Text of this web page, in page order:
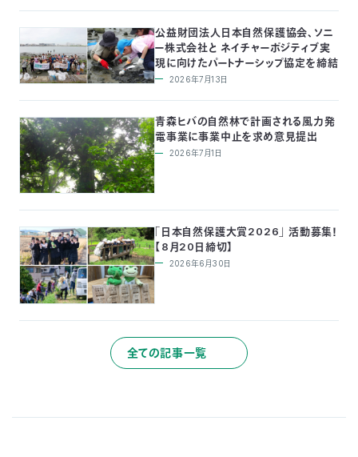
公益財団法人日本自然保護協会、ソニ
ー株式会社と ネイチャーポジティブ実
現に向けたパートナーシップ協定を締結
2026年7月13日
青森ヒバの自然林で計画される風力発
電事業に事業中止を求め意見提出
2026年7月1日
「日本自然保護大賞2026」 活動募集！
【8月20日締切】
2026年6月30日
全ての記事一覧